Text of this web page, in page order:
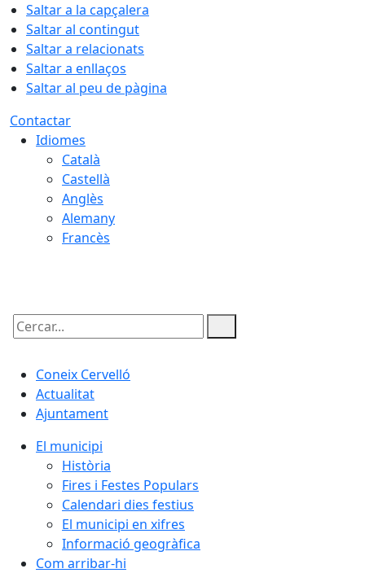
Saltar a la capçalera
Saltar al contingut
Saltar a relacionats
Saltar a enllaços
Saltar al peu de pàgina
Contactar
Idiomes
Català
Castellà
Anglès
Alemany
Francès
Cercar:
Coneix Cervelló
Actualitat
Ajuntament
El municipi
Història
Fires i Festes Populars
Calendari dies festius
El municipi en xifres
Informació geogràfica
Com arribar-hi